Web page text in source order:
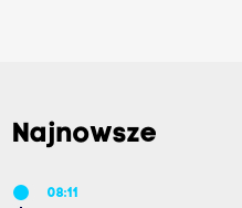
Najnowsze
08:11